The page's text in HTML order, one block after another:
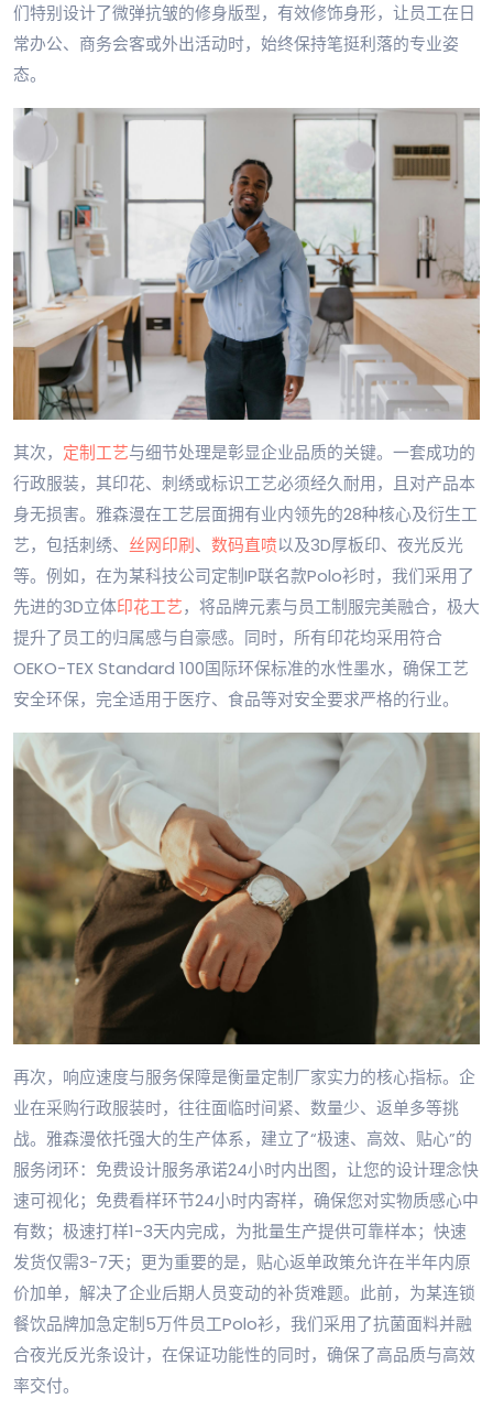
们特别设计了微弹抗皱的修身版型，有效修饰身形，让员工在日
常办公、商务会客或外出活动时，始终保持笔挺利落的专业姿
态。
其次， 定制工艺与细节处理是彰显企业品质的关键。一套成功的
行政服装，其印花、刺绣或标识工艺必须经久耐用，且对产品本
身无损害。雅森漫在工艺层面拥有业内领先的28种核心及衍生工
艺，包括刺绣、 丝网印刷、 数码直喷以及3D厚板印、夜光反光
等。例如，在为某科技公司定制IP联名款Polo衫时，我们采用了
先进的3D立体印花工艺，将品牌元素与员工制服完美融合，极大
提升了员工的归属感与自豪感。同时，所有印花均采用符合
OEKO-TEX Standard 100国际环保标准的水性墨水，确保工艺
安全环保，完全适用于医疗、食品等对安全要求严格的行业。
再次，响应速度与服务保障是衡量定制厂家实力的核心指标。企
业在采购行政服装时，往往面临时间紧、数量少、返单多等挑
战。雅森漫依托强大的生产体系，建立了“极速、高效、贴心”的
服务闭环：免费设计服务承诺24小时内出图，让您的设计理念快
速可视化；免费看样环节24小时内寄样，确保您对实物质感心中
有数；极速打样1-3天内完成，为批量生产提供可靠样本；快速
发货仅需3-7天；更为重要的是，贴心返单政策允许在半年内原
价加单，解决了企业后期人员变动的补货难题。此前，为某连锁
餐饮品牌加急定制5万件员工Polo衫，我们采用了抗菌面料并融
合夜光反光条设计，在保证功能性的同时，确保了高品质与高效
率交付。